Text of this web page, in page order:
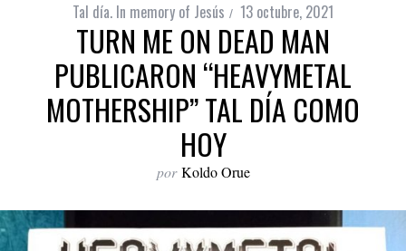
Tal día. In memory of Jesús 13 octubre, 2021
TURN ME ON DEAD MAN
PUBLICARON “HEAVYMETAL
MOTHERSHIP” TAL DÍA COMO
HOY
por Koldo Orue